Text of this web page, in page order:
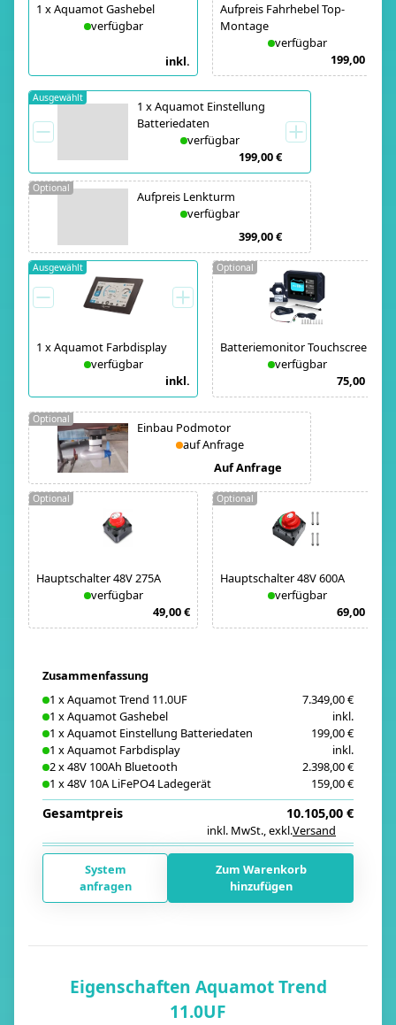
1 xAquamot Gashebel
verfügbar
inkl.
Aufpreis Fahrhebel Top-
Montage
verfügbar
199,00 €
1 xAquamot Einstellung
Batteriedaten
verfügbar
199,00 €
Ausgewählt
Aufpreis Lenkturm
verfügbar
399,00 €
Optional
1 xAquamot Farbdisplay
verfügbar
inkl.
Ausgewählt
Batteriemonitor Touchscreen
verfügbar
75,00 €
Optional
Einbau Podmotor
auf Anfrage
Auf Anfrage
Optional
Hauptschalter 48V 275A
verfügbar
49,00 €
Optional
Hauptschalter 48V 600A
verfügbar
69,00 €
Optional
Zusammenfassung
1 xAquamot Trend 11.0UF
7.349,00 €
1 xAquamot Gashebel
inkl.
1 xAquamot Einstellung Batteriedaten
199,00 €
1 xAquamot Farbdisplay
inkl.
2x48V 100Ah Bluetooth
2.398,00 €
1 x48V 10A LiFePO4 Ladegerät 159,00 €
Gesamtpreis
inkl. MwSt.,exkl.Versand
10.105,00 €
System
anfragen
Zum Warenkorb
hinzufügen
Eigenschaften Aquamot Trend
11.0UF